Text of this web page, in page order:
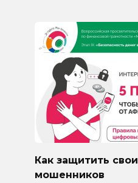
Как защитить
мошенников